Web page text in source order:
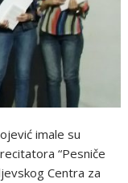
imale su
“Pesniče
Centra za